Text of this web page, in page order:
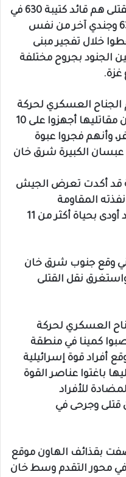
وأوضح الجيش الإسرائيلي أن القتلى هم قائد كتيبة 630 في
الاحتياط ونائب سرية الكتيبة 630 وجندي آخر من نفس
خلال تفجير مبنى
الجنود بجروح مختلفة
غزة.
الجناح العسكري لحركة
المقاومة الإسلامية (حماس) أن مقاتليها أجهزوا على 10
وأنهم فجروا عبوة
عبسان الكبيرة شرق خان
قد أكدت تعرض الجيش
المقاومة
الفلسطينية في خان يونس، وقد أودى بحياة أكثر من 11
وقع جنوب شرق خان
نقل القتلى
العسكري لحركة
كمينا في منطقة
قوة إسرائيلية
باغتوا عناصر القوة
للأفراد
قتلى وجرحى في
بقذائف الهاون موقع
محور التقدم وسط خان